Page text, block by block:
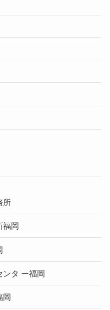
所
福岡
ンタ ー福岡
岡